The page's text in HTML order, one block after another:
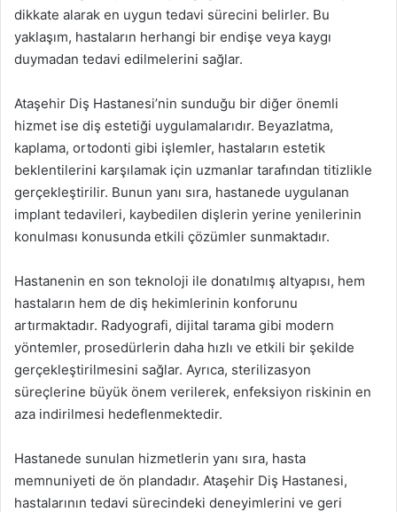
dikkate alarak en uygun tedavi sürecini belirler. Bu
yaklaşım, hastaların herhangi bir endişe veya kaygı
duymadan tedavi edilmelerini sağlar.
Ataşehir Diş Hastanesi’nin sunduğu bir diğer önemli
hizmet ise diş estetiği uygulamalarıdır. Beyazlatma,
kaplama, ortodonti gibi işlemler, hastaların estetik
beklentilerini karşılamak için uzmanlar tarafından titizlikle
gerçekleştirilir. Bunun yanı sıra, hastanede uygulanan
implant tedavileri, kaybedilen dişlerin yerine yenilerinin
konulması konusunda etkili çözümler sunmaktadır.
Hastanenin en son teknoloji ile donatılmış altyapısı, hem
hastaların hem de diş hekimlerinin konforunu
artırmaktadır. Radyografi, dijital tarama gibi modern
yöntemler, prosedürlerin daha hızlı ve etkili bir şekilde
gerçekleştirilmesini sağlar. Ayrıca, sterilizasyon
süreçlerine büyük önem verilerek, enfeksiyon riskinin en
aza indirilmesi hedeflenmektedir.
Hastanede sunulan hizmetlerin yanı sıra, hasta
memnuniyeti de ön plandadır. Ataşehir Diş Hastanesi,
hastalarının tedavi sürecindeki deneyimlerini ve geri